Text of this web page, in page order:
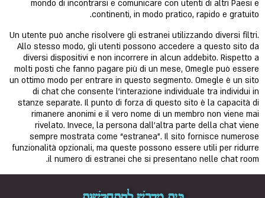
mondo di incontrarsi e comunicare con utenti di altri Paesi e
continenti, in modo pratico, rapido e gratuito.
Un utente può anche risolvere gli estranei utilizzando diversi filtri.
Allo stesso modo, gli utenti possono accedere a questo sito da
diversi dispositivi e non incorrere in alcun addebito. Rispetto a
molti posti che fanno pagare più di un mese, Omegle può essere
un ottimo modo per entrare in questo segmento. Omegle è un sito
di chat che consente l’interazione individuale tra individui in
stanze separate. Il punto di forza di questo sito è la capacità di
rimanere anonimi e il vero nome di un membro non viene mai
rivelato. Invece, la persona dall’altra parte della chat viene
sempre mostrata come “estranea”. Il sito fornisce numerose
funzionalità opzionali, ma queste possono essere utili per ridurre
il numero di estranei che si presentano nelle chat room.